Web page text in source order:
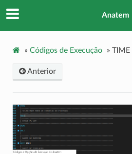
Anatem
» Códigos de Execução » TIME
Anterior